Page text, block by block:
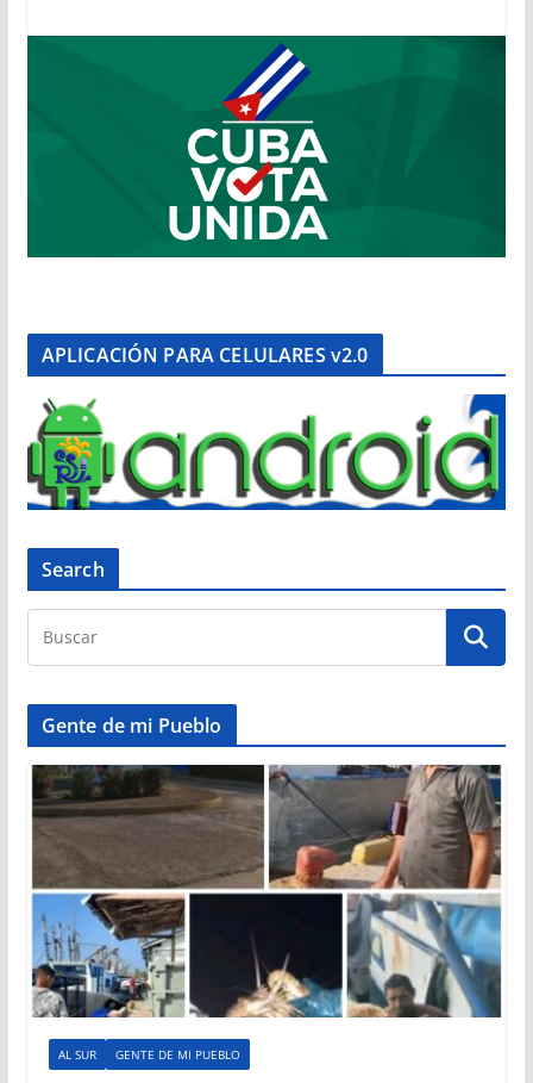
APLICACIÓN PARA CELULARES v2.0
Search
Gente de mi Pueblo
AL SUR GENTE DE MI PUEBLO